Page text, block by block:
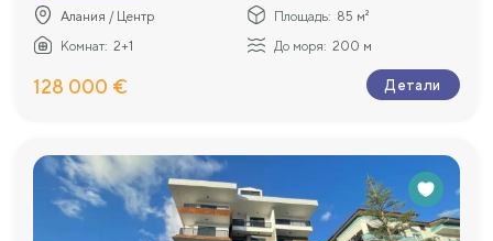
Алания / Центр Площадь: 85 м²
Комнат: 2+1 До моря: 200 м
128 000 € Детали